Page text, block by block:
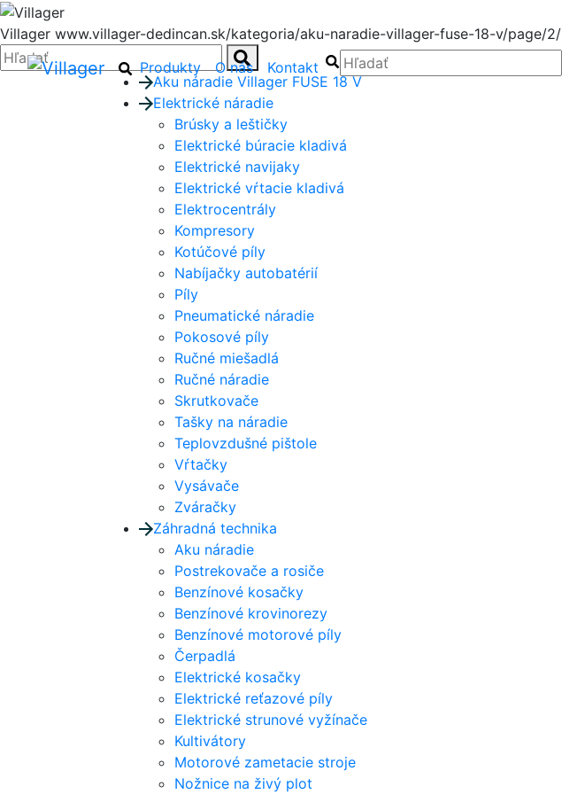
Villager www.villager-dedincan.sk/kategoria/aku-naradie-villager-fuse-18-v/page/2/
Zatvoriť
Hľadať: Hľadať
Hľadať
Produkty O nás Kontakt Hľadať
Hľadať:
Aku náradie Villager FUSE 18 V
Elektrické náradie
Brúsky a leštičky
Elektrické búracie kladivá
Elektrické navijaky
Elektrické vŕtacie kladivá
Elektrocentrály
Kompresory
Kotúčové píly
Nabíjačky autobatérií
Píly
Pneumatické náradie
Pokosové píly
Ručné miešadlá
Ručné náradie
Skrutkovače
Tašky na náradie
Teplovzdušné pištole
Vŕtačky
Vysávače
Zváračky
Záhradná technika
Aku náradie
Postrekovače a rosiče
Benzínové kosačky
Benzínové krovinorezy
Benzínové motorové píly
Čerpadlá
Elektrické kosačky
Elektrické reťazové píly
Elektrické strunové vyžínače
Kultivátory
Motorové zametacie stroje
Nožnice na živý plot